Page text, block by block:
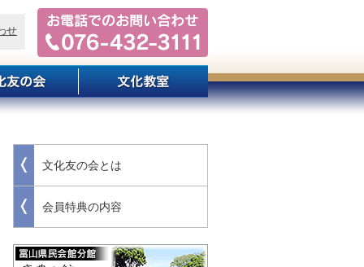
せ
文化友の会とは
会員特典の内容